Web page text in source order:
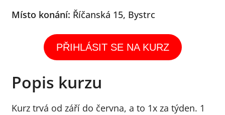
Místo konání: Říčanská 15, Bystrc
PŘIHLÁSIT SE NA KURZ
Popis kurzu
Kurz trvá od září do června, a to 1x za týden. 1